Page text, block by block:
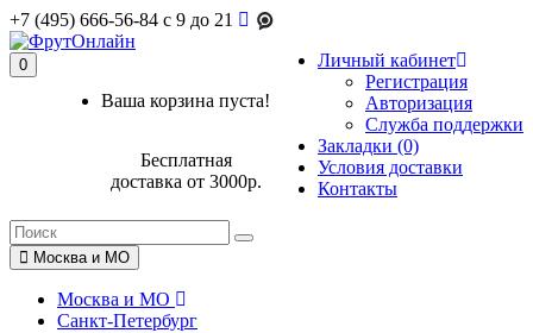
+7 (495) 666-56-84 c 9 до 21
Личный кабинет
Регистрация
Авторизация
Служба поддержки
Закладки (0)
Условия доставки
Контакты
0
Ваша корзина пуста!
Бесплатная
доставка от 3000р.
Москва и МО
Москва и МО
Санкт-Петербург